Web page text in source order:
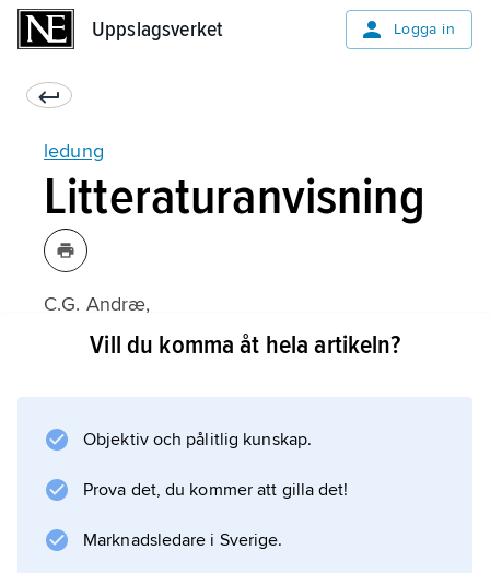
Uppslagsverket Logga in
ledung
Litteraturanvisning
C.G. Andræ,
Kyrka och frälse i Sverige under äldre
Information om artikeln
Vill du komma åt hela artikeln?
Objektiv och pålitlig kunskap.
Prova det, du kommer att gilla det!
Marknadsledare i Sverige.